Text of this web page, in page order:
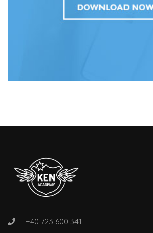
+40 723 600 341